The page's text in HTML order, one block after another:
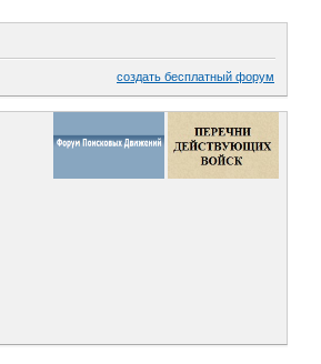
создать бесплатный форум